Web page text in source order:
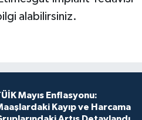
alabilirsiniz.
Mayıs Enflasyonu:
Kayıp ve Harcama